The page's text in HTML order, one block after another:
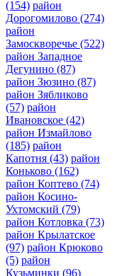
(154) район
Дорогомилово (274)
район
Замоскворечье (522)
район Западное
Дегунино (87)
район Зюзино (87)
район Зябликово
(57) район
Ивановское (42)
район Измайлово
(185) район
Капотня (43) район
Коньково (162)
район Коптево (74)
район Косино-
Ухтомский (79)
район Котловка (73)
район Крылатское
(97) район Крюково
(5) район
Кузьминки (96)